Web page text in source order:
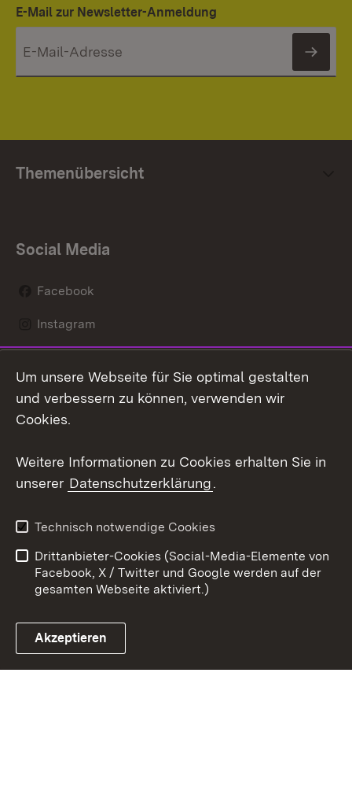
E-Mail zur Newsletter-Anmeldung
Themenübersicht
Social Media
Facebook
Instagram
Mastodon
Youtube
Link zum Landesportal
Kontakt
Datenschutz
Barrierefreiheit
Impressum Cookies
Um unsere Webseite für Sie optimal gestalten
und verbessern zu können, verwenden wir
Cookies.
Weitere Informationen zu Cookies erhalten Sie in
unserer Datenschutzerklärung.
Technisch notwendige Cookies
Drittanbieter-Cookies (Social-Media-Elemente von
Facebook, X / Twitter und Google werden auf der
gesamten Webseite aktiviert.)
Akzeptieren